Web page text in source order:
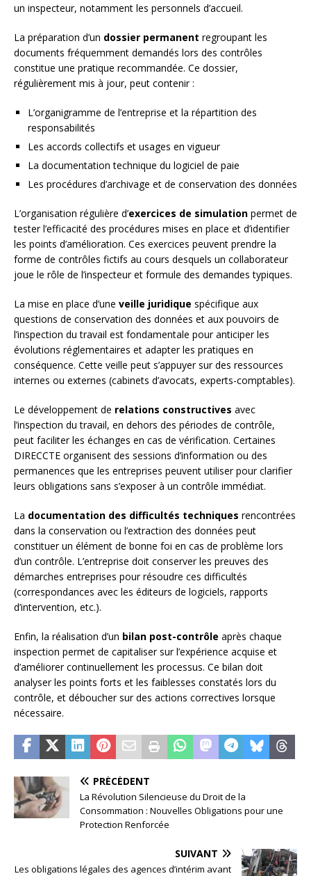
un inspecteur, notamment les personnels d’accueil.
La préparation d’un dossier permanent regroupant les
documents fréquemment demandés lors des contrôles
constitue une pratique recommandée. Ce dossier,
régulièrement mis à jour, peut contenir :
L’organigramme de l’entreprise et la répartition des
responsabilités
Les accords collectifs et usages en vigueur
La documentation technique du logiciel de paie
Les procédures d’archivage et de conservation des données
L’organisation régulière d’exercices de simulation permet de
tester l’efficacité des procédures mises en place et d’identifier
les points d’amélioration. Ces exercices peuvent prendre la
forme de contrôles fictifs au cours desquels un collaborateur
joue le rôle de l’inspecteur et formule des demandes typiques.
La mise en place d’une veille juridique spécifique aux
questions de conservation des données et aux pouvoirs de
l’inspection du travail est fondamentale pour anticiper les
évolutions réglementaires et adapter les pratiques en
conséquence. Cette veille peut s’appuyer sur des ressources
internes ou externes (cabinets d’avocats, experts-comptables).
Le développement de relations constructives avec
l’inspection du travail, en dehors des périodes de contrôle,
peut faciliter les échanges en cas de vérification. Certaines
DIRECCTE organisent des sessions d’information ou des
permanences que les entreprises peuvent utiliser pour clarifier
leurs obligations sans s’exposer à un contrôle immédiat.
La documentation des difficultés techniques rencontrées
dans la conservation ou l’extraction des données peut
constituer un élément de bonne foi en cas de problème lors
d’un contrôle. L’entreprise doit conserver les preuves des
démarches entreprises pour résoudre ces difficultés
(correspondances avec les éditeurs de logiciels, rapports
d’intervention, etc.).
Enfin, la réalisation d’un bilan post-contrôle après chaque
inspection permet de capitaliser sur l’expérience acquise et
d’améliorer continuellement les processus. Ce bilan doit
analyser les points forts et les faiblesses constatés lors du
contrôle, et déboucher sur des actions correctives lorsque
nécessaire.
PRÉCÉDENT
La Révolution Silencieuse du Droit de la
Consommation : Nouvelles Obligations pour une
Protection Renforcée
SUIVANT
Les obligations légales des agences d’intérim avant